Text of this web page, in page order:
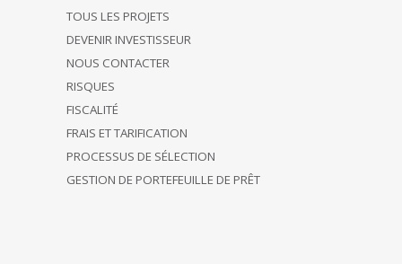
TOUS LES PROJETS
DEVENIR INVESTISSEUR
NOUS CONTACTER
RISQUES
FISCALITÉ
FRAIS ET TARIFICATION
PROCESSUS DE SÉLECTION
GESTION DE PORTEFEUILLE DE PRÊT